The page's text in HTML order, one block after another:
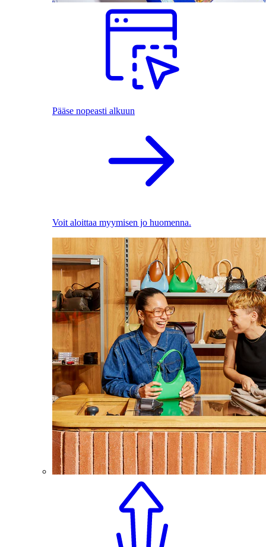
Pääse nopeasti alkuun
Voit aloittaa myymisen jo huomenna.